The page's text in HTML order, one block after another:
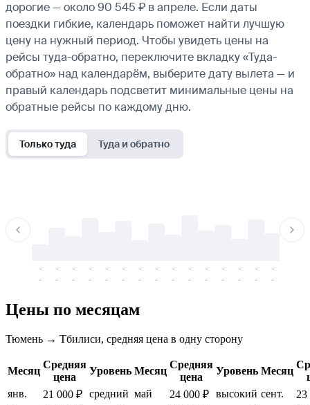
дорогие — около 90 545 ₽ в апреле. Если даты
поездки гибкие, календарь поможет найти лучшую
цену на нужный период. Чтобы увидеть цены на
рейсы туда-обратно, переключите вкладку «Туда-
обратно» над календарём, выберите дату вылета — и
правый календарь подсветит минимальные цены на
обратные рейсы по каждому дню.
Только туда Туда и обратно
-
-
-
-
-
-
-
-
-
-
-
-
-
-
-
-
-
-
-
-
-
-
-
-
-
-
-
-
-
-
Цены по месяцам
Тюмень → Тбилиси, средняя цена в одну сторону
Месяц
Средняя
цена
Уровень Месяц
Средняя
цена
Уровень Месяц
янв.
21 000 ₽ средний май 24 000 ₽ высокий сент.
23